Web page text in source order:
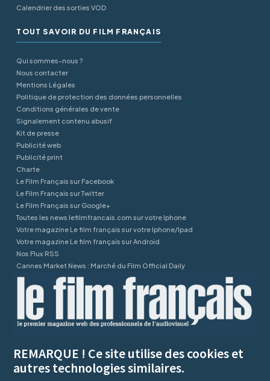
Calendrier des sorties VOD
TOUT SAVOIR DU FILM FRANÇAIS
Qui sommes-nous ?
Nous contacter
Mentions Légales
Politique de protection des données personnelles
Conditions générales de vente
Signalement contenu abusif
Kit de presse
Publicité web
Publicité print
Charte
Le Film Français sur Facebook
Le Film Français sur Twitter
Le Film Français sur Google+
Toutes les news lefilmfrancais.com sur votre Iphone
Votre magazine Le film français sur votre Iphone/Ipad
Votre magazine Le film français sur Android
Nos Flux RSS
Cannes Market News : Marché du Film Official Daily
REMARQUE ! Ce site utilise des cookies et
autres technologies similaires.